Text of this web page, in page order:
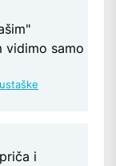
vidimo samo
i